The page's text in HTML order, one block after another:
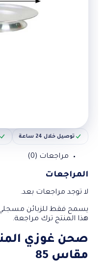
صحن غوزي
مقاس 85
توصيل خلال 24 ساعة
مراجعات (0)
المراجعات
لا توجد مراجعات بعد.
يسمح فقط للزبائن مسجلي
هذا المنتج ترك مراجعة.